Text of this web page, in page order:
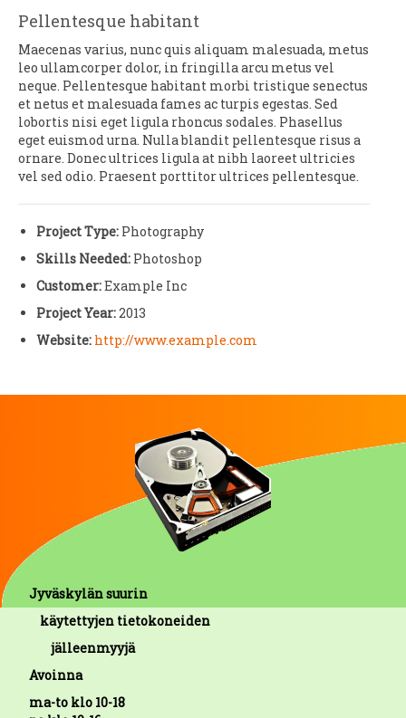
Pellentesque habitant
Maecenas varius, nunc quis aliquam malesuada, metus
leo ullamcorper dolor, in fringilla arcu metus vel
neque. Pellentesque habitant morbi tristique senectus
et netus et malesuada fames ac turpis egestas. Sed
lobortis nisi eget ligula rhoncus sodales. Phasellus
eget euismod urna. Nulla blandit pellentesque risus a
ornare. Donec ultrices ligula at nibh laoreet ultricies
vel sed odio. Praesent porttitor ultrices pellentesque.
Project Type: Photography
Skills Needed: Photoshop
Customer:Example Inc
Project Year:2013
Website: http://www.example.com
Jyväskylän suurin
käytettyjen tietokoneiden
jälleenmyyjä
Avoinna
ma-to klo 10-18